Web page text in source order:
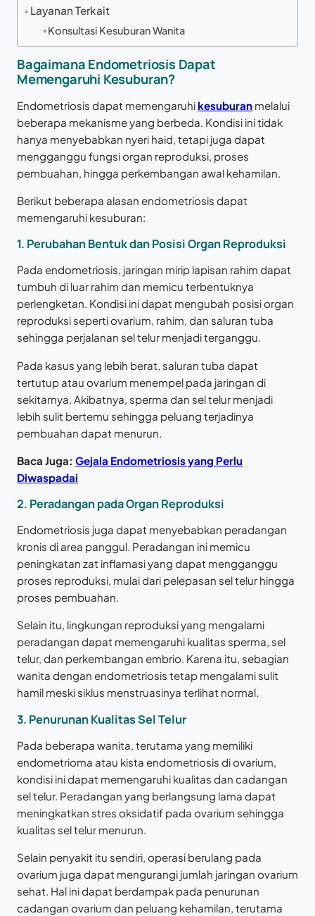
Layanan Terkait
Konsultasi Kesuburan Wanita
Bagaimana Endometriosis Dapat
Memengaruhi Kesuburan?
Endometriosis dapat memengaruhi kesuburan melalui
beberapa mekanisme yang berbeda. Kondisi ini tidak
hanya menyebabkan nyeri haid, tetapi juga dapat
mengganggu fungsi organ reproduksi, proses
pembuahan, hingga perkembangan awal kehamilan.
Berikut beberapa alasan endometriosis dapat
memengaruhi kesuburan:
1. Perubahan Bentuk dan Posisi Organ Reproduksi
Pada endometriosis, jaringan mirip lapisan rahim dapat
tumbuh di luar rahim dan memicu terbentuknya
perlengketan. Kondisi ini dapat mengubah posisi organ
reproduksi seperti ovarium, rahim, dan saluran tuba
sehingga perjalanan sel telur menjadi terganggu.
Pada kasus yang lebih berat, saluran tuba dapat
tertutup atau ovarium menempel pada jaringan di
sekitarnya. Akibatnya, sperma dan sel telur menjadi
lebih sulit bertemu sehingga peluang terjadinya
pembuahan dapat menurun.
Baca Juga: Gejala Endometriosis yang Perlu
Diwaspadai
2. Peradangan pada Organ Reproduksi
Endometriosis juga dapat menyebabkan peradangan
kronis di area panggul. Peradangan ini memicu
peningkatan zat inflamasi yang dapat mengganggu
proses reproduksi, mulai dari pelepasan sel telur hingga
proses pembuahan.
Selain itu, lingkungan reproduksi yang mengalami
peradangan dapat memengaruhi kualitas sperma, sel
telur, dan perkembangan embrio. Karena itu, sebagian
wanita dengan endometriosis tetap mengalami sulit
hamil meski siklus menstruasinya terlihat normal.
3. Penurunan Kualitas Sel Telur
Pada beberapa wanita, terutama yang memiliki
endometrioma atau kista endometriosis di ovarium,
kondisi ini dapat memengaruhi kualitas dan cadangan
sel telur. Peradangan yang berlangsung lama dapat
meningkatkan stres oksidatif pada ovarium sehingga
kualitas sel telur menurun.
Selain penyakit itu sendiri, operasi berulang pada
ovarium juga dapat mengurangi jumlah jaringan ovarium
sehat. Hal ini dapat berdampak pada penurunan
cadangan ovarium dan peluang kehamilan, terutama